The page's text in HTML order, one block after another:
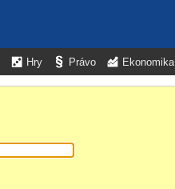
Hry Právo Ekonomika